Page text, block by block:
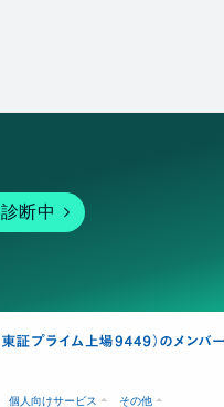
断中
個人向けサービス その他